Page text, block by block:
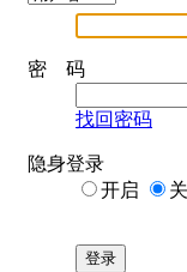
密 码
找回密码
隐身登录
开启
登录